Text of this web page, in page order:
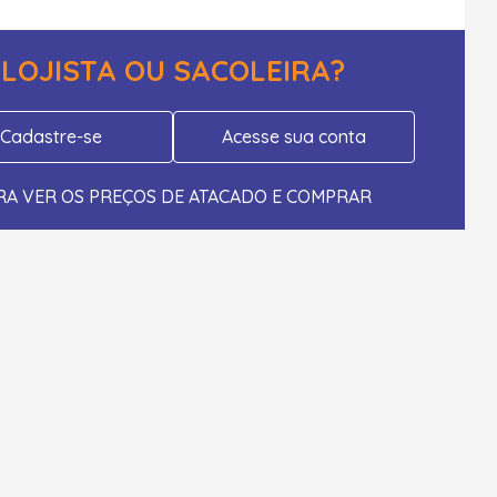
LOJISTA OU SACOLEIRA?
Cadastre-se Acesse sua conta
VER OS PREÇOS DE ATACADO E COMPRAR